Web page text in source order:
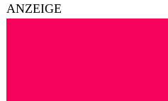
ANZEIGE